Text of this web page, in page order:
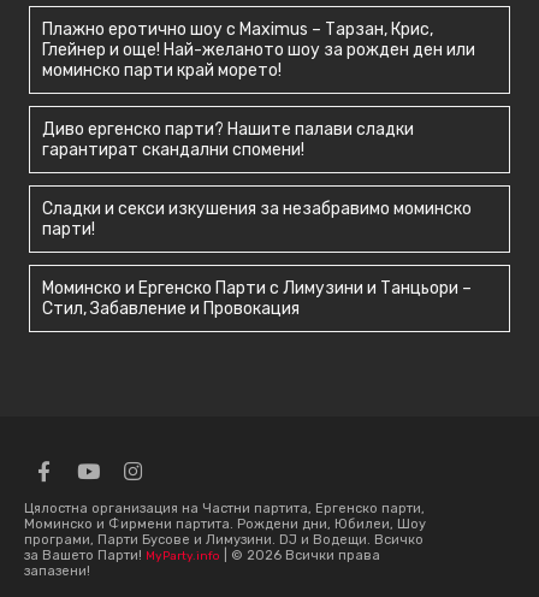
Плажно еротично шоу с Maximus – Тарзан, Крис,
Глейнер и още! Най-желаното шоу за рожден ден или
моминско парти край морето!
Диво ергенско парти? Нашите палави сладки
гарантират скандални спомени!
Сладки и секси изкушения за незабравимо моминско
парти!
Моминско и Ергенско Парти с Лимузини и Танцьори –
Стил, Забавление и Провокация
Цялостна организация на Частни партита, Ергенско парти,
Моминско и Фирмени партита. Рождени дни, Юбилеи, Шоу
програми, Парти Бусове и Лимузини. DJ и Водещи. Всичко
за Вашето Парти! MyParty.info
| © 2026 Всички права
запазени!